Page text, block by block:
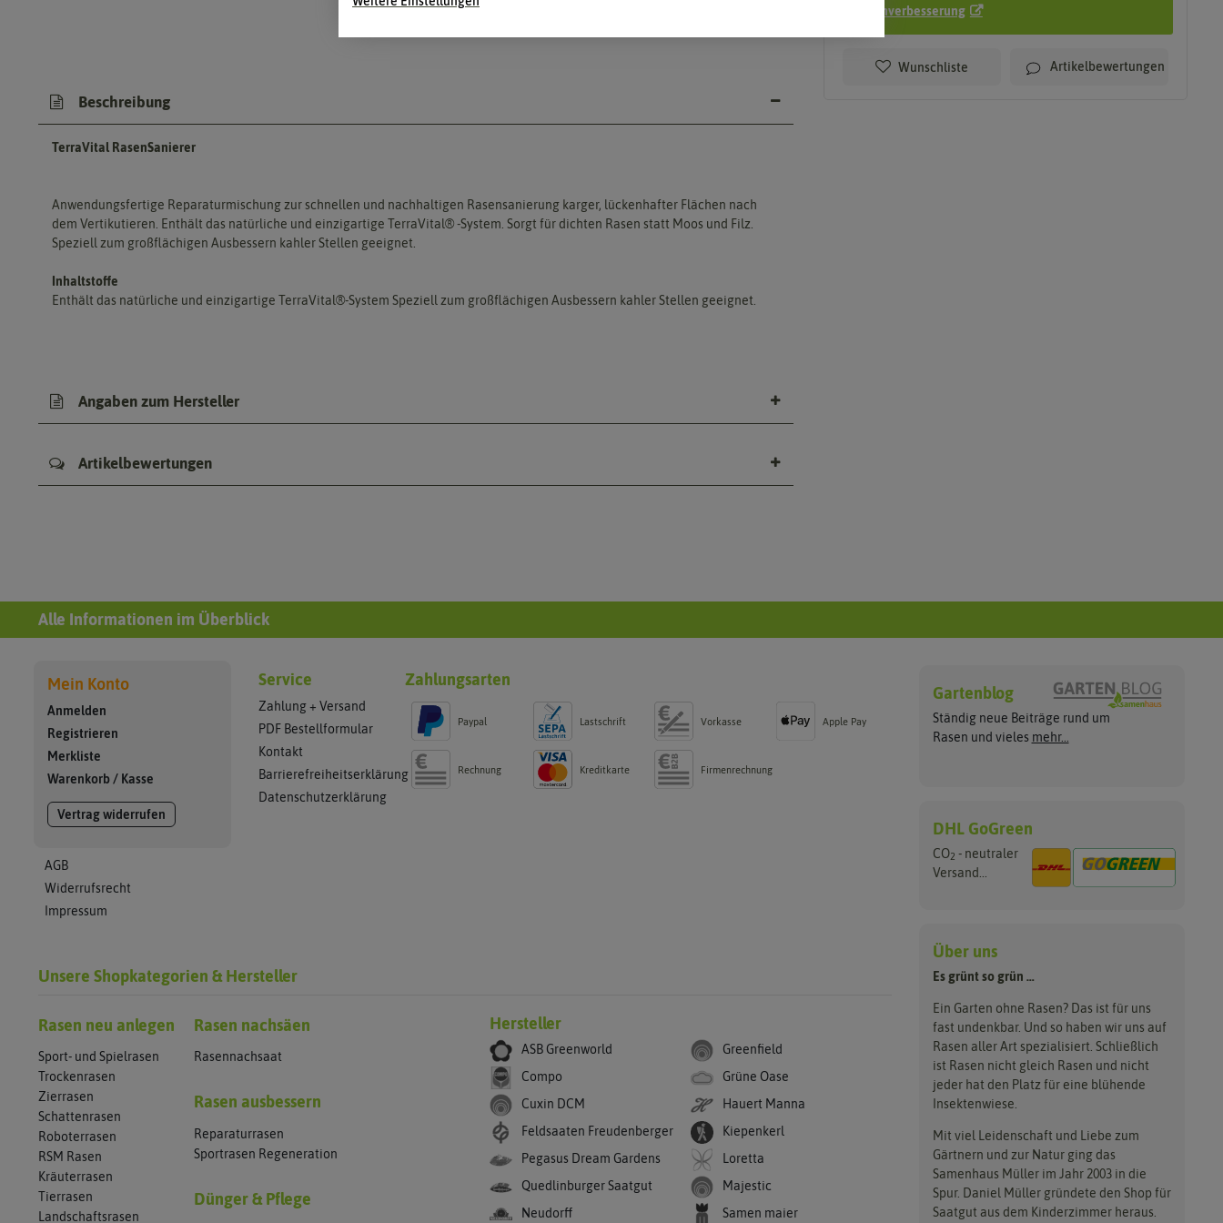
Bodenverbesserung
Wunschliste Artikelbewertungen
Beschreibung
TerraVital RasenSanierer
Anwendungsfertige Reparaturmischung zur schnellen und nachhaltigen Rasensanierung karger, lückenhafter Flächen nach
dem Vertikutieren. Enthält das natürliche und einzigartige TerraVital® -System. Sorgt für dichten Rasen statt Moos und Filz.
Speziell zum großflächigen Ausbessern kahler Stellen geeignet.
Inhaltstoffe
Enthält das natürliche und einzigartige TerraVital®-System Speziell zum großflächigen Ausbessern kahler Stellen geeignet.
Angaben zum Hersteller
Artikelbewertungen
Alle Informationen im Überblick
Mein Konto
Anmelden
Registrieren
Merkliste
Warenkorb / Kasse
Vertrag widerrufen
AGB
Widerrufsrecht
Impressum
Service
Zahlung + Versand
PDF Bestellformular
Kontakt
Barrierefreiheitserklärung
Datenschutzerklärung
Zahlungsarten
Paypal Lastschrift Vorkasse Apple Pay
Rechnung Kreditkarte Firmenrechnung
Unsere Shopkategorien & Hersteller
Rasen neu anlegen
Sport- und Spielrasen
Trockenrasen
Zierrasen
Schattenrasen
Roboterrasen
RSM Rasen
Kräuterrasen
Tierrasen
Landschaftsrasen
Rasen nachsäen
Rasennachsaat
Rasen ausbessern
Reparaturrasen
Sportrasen Regeneration
Dünger & Pflege
Hersteller
ASB Greenworld
Compo
Cuxin DCM
Feldsaaten Freudenberger
Pegasus Dream Gardens
Quedlinburger Saatgut
Neudorff
Greenfield
Grüne Oase
Hauert Manna
Kiepenkerl
Loretta
Majestic
Samen maier
Gartenblog
Ständig neue Beiträge rund um
Rasen und vieles mehr...
DHL GoGreen
CO2 - neutraler
Versand...
Über uns
Es grünt so grün …
Ein Garten ohne Rasen? Das ist für uns
fast undenkbar. Und so haben wir uns auf
Rasen aller Art spezialisiert. Schließlich
ist Rasen nicht gleich Rasen und nicht
jeder hat den Platz für eine blühende
Insektenwiese.
Mit viel Leidenschaft und Liebe zum
Gärtnern und zur Natur ging das
Samenhaus Müller im Jahr 2003 in die
Spur. Daniel Müller gründete den Shop für
Saatgut aus dem Kinderzimmer heraus.